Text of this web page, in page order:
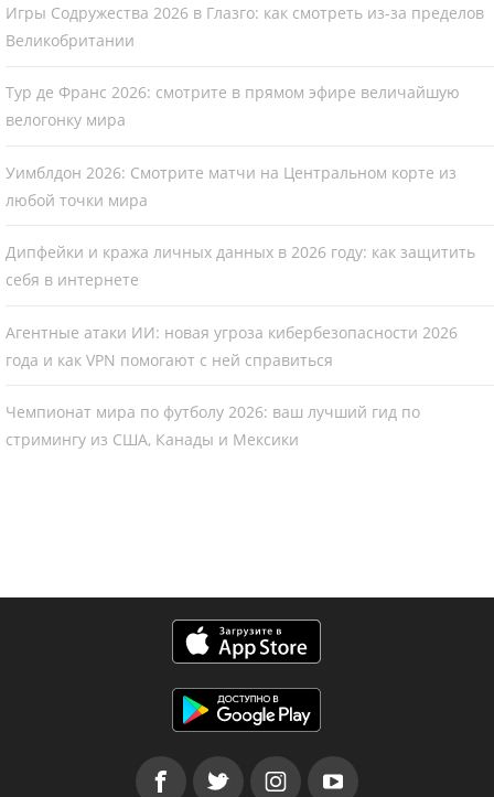
Игры Содружества 2026 в Глазго: как смотреть из-за пределов
Великобритании
Тур де Франс 2026: смотрите в прямом эфире величайшую
велогонку мира
Уимблдон 2026: Смотрите матчи на Центральном корте из
любой точки мира
Дипфейки и кража личных данных в 2026 году: как защитить
себя в интернете
Агентные атаки ИИ: новая угроза кибербезопасности 2026
года и как VPN помогают с ней справиться
Чемпионат мира по футболу 2026: ваш лучший гид по
стримингу из США, Канады и Мексики